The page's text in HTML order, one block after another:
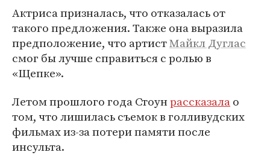
Актриса призналась, что отказалась от
такого предложения. Также она выразила
предположение, что артистМайкл Дуглас
смог бы лучше справиться с ролью в
«Щепке».
Летом прошлого года Стоунрассказалао
том, что лишилась съемок в голливудских
фильмах из-за потери памяти после
инсульта.